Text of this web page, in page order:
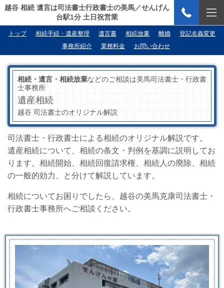
越谷 相続 遺言は司法書士行政書士の美馬／せんげん
台駅1分 土日祝営業
トップ 相続手続・遺産整理 遺言書 相続放棄 離婚
登記名義変更
事務所紹介
業務料金 お問い合わせ
相続・遺言・相続放棄などのご相談は美馬司法書士・行政書
士事務所
遺産相続
越谷 司法書士のオリジナル解説
司法書士・行政書士による相続のオリジナル解説です。
遺産相続について、相続の条文・判例を基調に説明してお
ります。相続開始、相続回復請求権、相続人の廃除、相続
の一般的効力、と分けて解説しています。
相続についてお困りでしたら、越谷の美馬克康司法書士・
行政書士事務所へご相談ください。